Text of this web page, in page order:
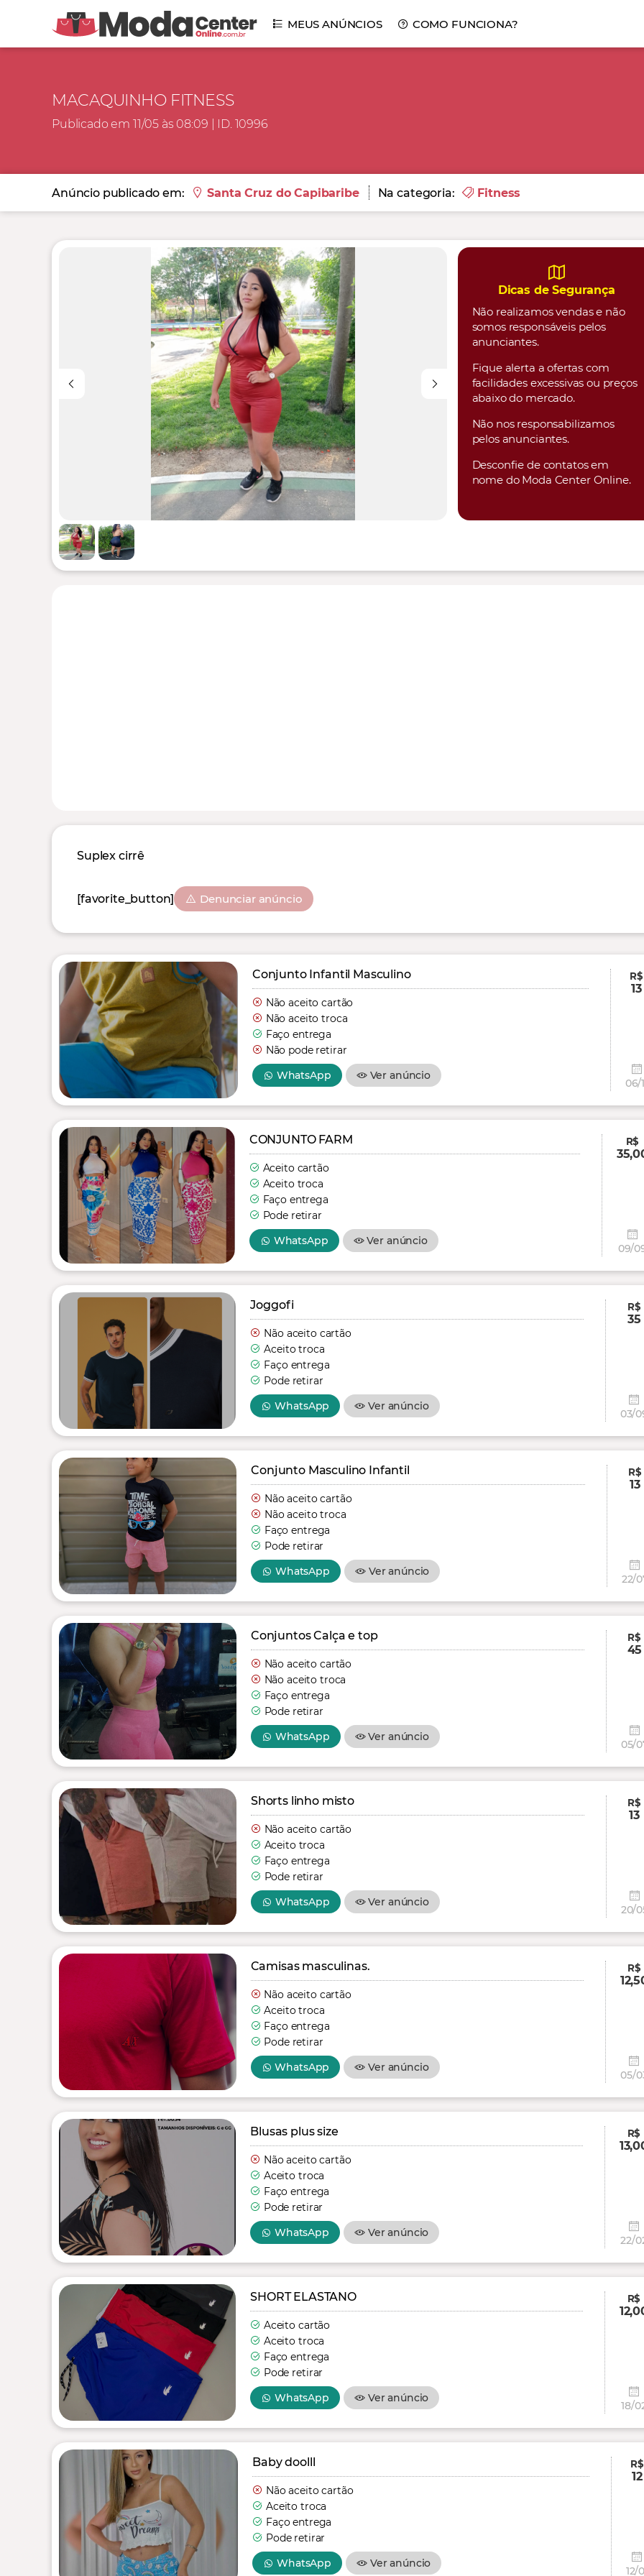
MEUS ANÚNCIOS COMO FUNCIONA?
MACAQUINHO FITNESS
Publicado em 11/05 às 08:09 | ID. 10996
Anúncio publicado em: Santa Cruz do Capibaribe Na categoria: Fitness
Dicas de Segurança
Não realizamos vendas e não
somos responsáveis pelos
anunciantes.
Fique alerta a ofertas com
facilidades excessivas ou preços
abaixo do mercado.
Não nos responsabilizamos
pelos anunciantes.
Desconfie de contatos em
nome do Moda Center Online.
Suplex cirrê
[favorite_button] Denunciar anúncio
Conjunto Infantil Masculino
Não aceito cartão
Não aceito troca
Faço entrega
Não pode retirar
WhatsApp
Ver anúncio
R$
13
06/
CONJUNTO FARM
Aceito cartão
Aceito troca
Faço entrega
Pode retirar
WhatsApp
Ver anúncio
R$
09/
Joggofi
Não aceito cartão
Aceito troca
Faço entrega
Pode retirar
WhatsApp
Ver anúncio
R$
35
03/
Conjunto Masculino Infantil
Não aceito cartão
Não aceito troca
Faço entrega
Pode retirar
WhatsApp
Ver anúncio
R$
13
22/
Conjuntos Calça e top
Não aceito cartão
Não aceito troca
Faço entrega
Pode retirar
WhatsApp
Ver anúncio
R$
45
05/
Shorts linho misto
Não aceito cartão
Aceito troca
Faço entrega
Pode retirar
WhatsApp
Ver anúncio
R$
13
20/
Camisas masculinas.
Não aceito cartão
Aceito troca
Faço entrega
Pode retirar
WhatsApp
Ver anúncio
R$
05/
Blusas plus size
Não aceito cartão
Aceito troca
Faço entrega
Pode retirar
WhatsApp
Ver anúncio
R$
22/
SHORT ELASTANO
Aceito cartão
Aceito troca
Faço entrega
Pode retirar
WhatsApp
Ver anúncio
R$
18/
Baby doolll
Não aceito cartão
Aceito troca
Faço entrega
Pode retirar
WhatsApp
Ver anúncio
R$
12
12/